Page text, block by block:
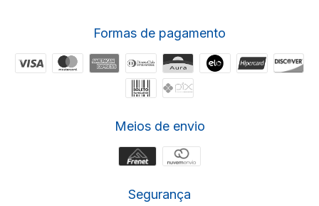
Formas de pagamento
Meios de envio
Segurança